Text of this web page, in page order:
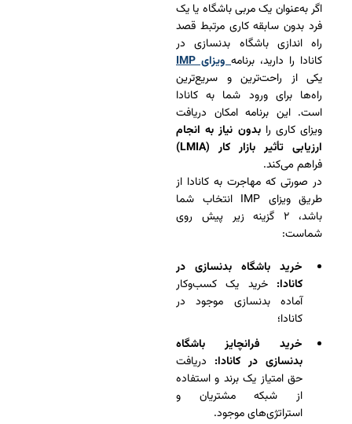
اگر به‌عنوان یک مربی باشگاه یا یک
فرد بدون سابقه کاری مرتبط قصد
راه‌ اندازی باشگاه بدنسازی در
کانادا را دارید، برنامه ویزای IMP
یکی از راحت‌ترین و سریع‌ترین
راه‌ها برای ورود شما به کانادا
است. این برنامه امکان دریافت
ویزای کاری رابدون نیاز به انجام
ارزیابی تأثیر بازار کار (LMIA)
فراهم می‌کند.
در صورتی که مهاجرت به کانادا از
طریق ویزای IMP انتخاب شما
باشد، ۲ گزینه زیر پیش روی
شماست:
خرید باشگاه بدنسازی در
کانادا: خرید یک کسب‌وکار
آماده بدنسازی موجود در
کانادا؛
خرید فرانچایز باشگاه
بدنسازی در کانادا: دریافت
حق امتیاز یک برند و استفاده
از شبکه‌ مشتریان و
استراتژی‌های موجود.